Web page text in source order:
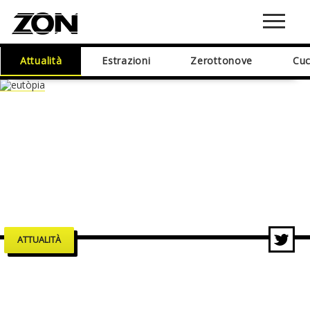
Attualità Estrazioni Zerottonove
ATTUALITÀ